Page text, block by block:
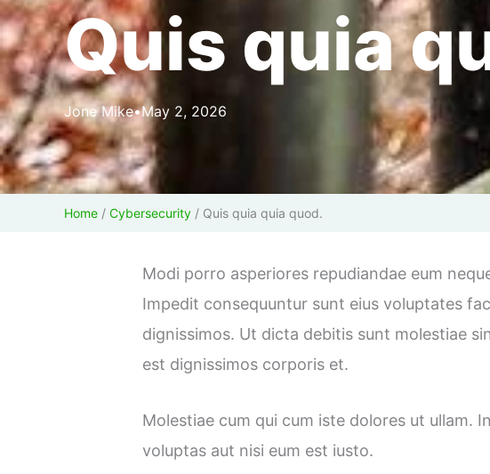
Quis quia
Jone Mike•May 2, 2026
Home / Cybersecurity / Quis quia quia quod.
Modi porro asperiores repudiandae eum
Impedit consequuntur sunt eius voluptates
dignissimos. Ut dicta debitis sunt molestiae
est dignissimos corporis et.
Molestiae cum qui cum iste dolores ut ullam.
voluptas aut nisi eum est iusto.